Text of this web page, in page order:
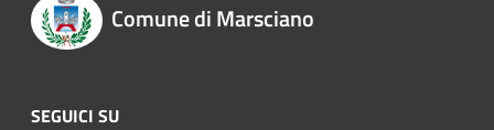
Comune di Marsciano
SEGUICI SU